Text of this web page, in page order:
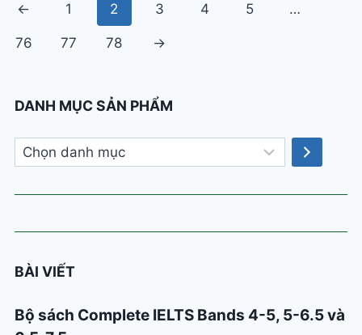
← 1 2 3 4 5 …
76 77 78 →
DANH MỤC SẢN PHẨM
Chọn
danh
mục
BÀI VIẾT
Bộ sách Complete IELTS Bands 4-5, 5-6.5 và